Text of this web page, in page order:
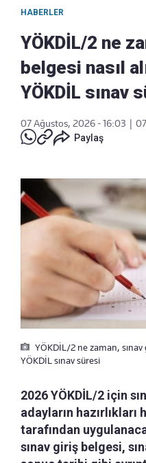
HABERLER
YÖKDİL/2 ne
belgesi nasıl
YÖKDİL sınav
07 Ağustos, 2026 - 16:03
Paylaş
YÖKDİL/2 ne zaman, sınav
YÖKDİL sınav süresi
2026 YÖKDİL/2 için
adayların hazırlıkları
tarafından
sınav giriş belgesi,